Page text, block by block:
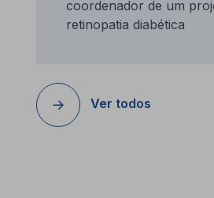
coordenador de um
retinopatia diabética
Ver todos